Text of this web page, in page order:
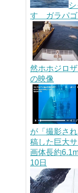
す ガラパゴ
然ホホジロ
の映像
が「撮影さ
稿した巨大
画体長約
10日